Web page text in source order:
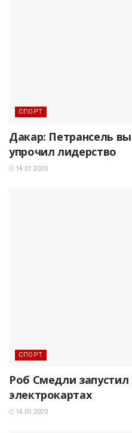
СПОРТ
Дакар: Петрансель
упрочил лидерство
14.01.2020
СПОРТ
Роб Смедли
электрокартах
14.01.2020